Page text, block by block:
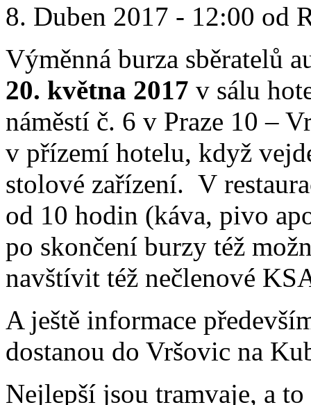
8. Duben 2017 - 12:00 od
Výměnná burza sběratelů
20. května 2017 v sálu
náměstí č. 6 v Praze 10 –
v přízemí hotelu, když
stolové zařízení. V
od 10 hodin (káva, pivo
po skončení burzy též
navštívit též nečlenové
A ještě informace
dostanou do Vršovic na
Nejlepší jsou tramvaje, a